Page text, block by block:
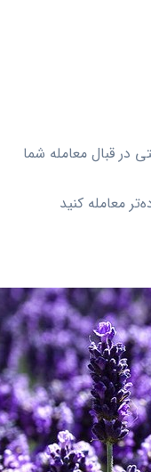
در قبال معامله شما
معامله کنید